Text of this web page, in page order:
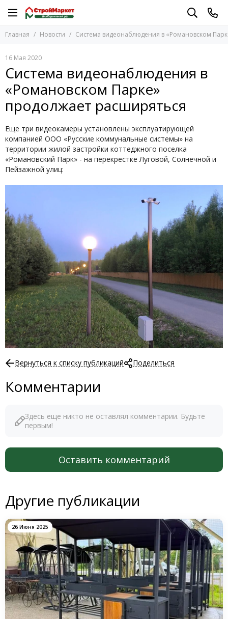
Главная Новости Система видеонаблюдения в «Романовском
16 Мая 2020
Система видеонаблюдения в
«Романовском Парке»
продолжает расширяться
Еще три видеокамеры установлены эксплуатирующей
компанией ООО «Русские коммунальные системы» на
территории жилой застройки коттеджного поселка
«Романовский Парк» - на перекрестке Луговой, Солнечной и
Пейзажной улиц:
Вернуться к списку публикаций Поделиться
Комментарии
Здесь еще никто не оставлял комментарии. Будьте
первым!
Оставить комментарий
Другие публикации
26 Июня 2025